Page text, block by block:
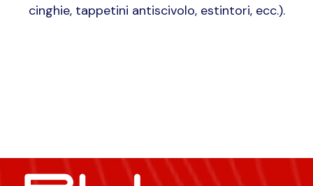
cinghie, tappetini antiscivolo, estintori, ecc.).